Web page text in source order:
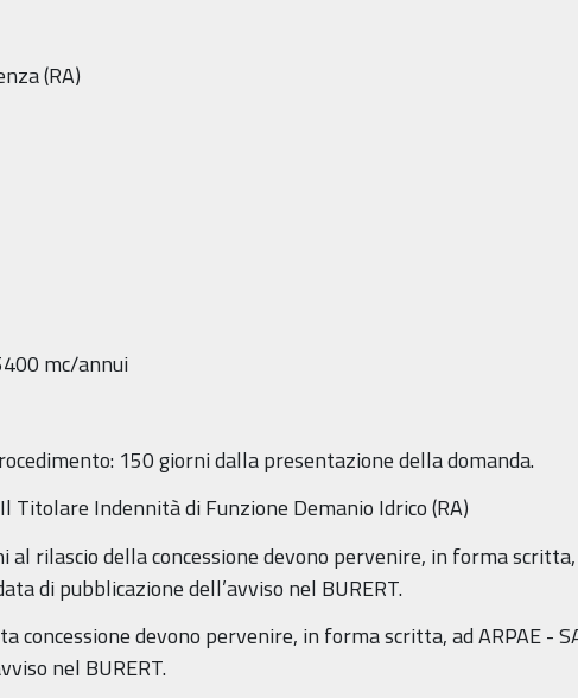
(RA)
mc/annui
150 giorni dalla presentazione della domanda.
Titolare Indennità di Funzione Demanio Idrico (RA)
al rilascio della concessione devono pervenire, in forma
di pubblicazione dell’avviso nel BURERT.
concessione devono pervenire, in forma scritta, ad ARPAE -
nel BURERT.